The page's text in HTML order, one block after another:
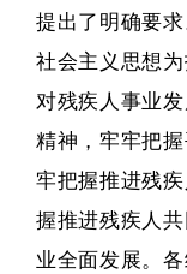
提出了明确要
社会主义思想
对残疾人事业
精神，牢牢把
牢把握推进残
握推进残疾人
业全面发展。